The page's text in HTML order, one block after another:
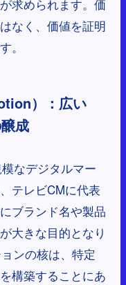
求められます。価
なく、価値を証明
。
）：広い
成
なデジタルマー
テレビCMに代表
ブランド名や製品
大きな目的となり
ンの核は、特定
構築することにあ